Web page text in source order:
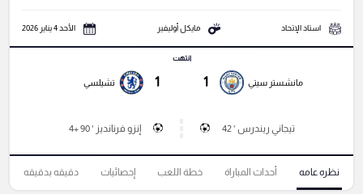
استاد الإتحاد مايكل أوليفير الأحد 4 يناير 2026
مانشستر سيتي 1
انتهت
1 تشيلسي
تيجاني ريندرس ' 42 إنزو فرنانديز ' 90 +4
نظره عامه أحداث المباراة خطة اللعب إحصائيات دقيقه بدقيقه